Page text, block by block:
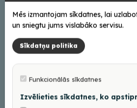
Balvu Kamermūzikas festivāls
Mēs izmantojam sīkdatnes, lai
un sniegtu jums vislabāko servisu.
Sīkdatņu politika
Funkcionālās sīkdatnes
Izvēlieties sīkdatnes, ko